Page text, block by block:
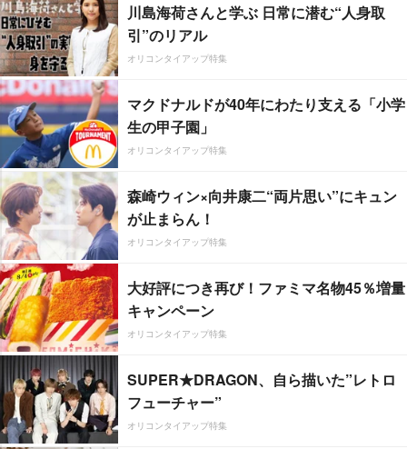
川島海荷さんと学ぶ 日常に潜む“人身取
引”のリアル
オリコンタイアップ特集
マクドナルドが40年にわたり支える「小学
生の甲子園」
オリコンタイアップ特集
森崎ウィン×向井康二“両片思い”にキュン
が止まらん！
オリコンタイアップ特集
大好評につき再び！ファミマ名物45％増量
キャンペーン
オリコンタイアップ特集
SUPER★DRAGON、自ら描いた”レトロ
フューチャー”
オリコンタイアップ特集